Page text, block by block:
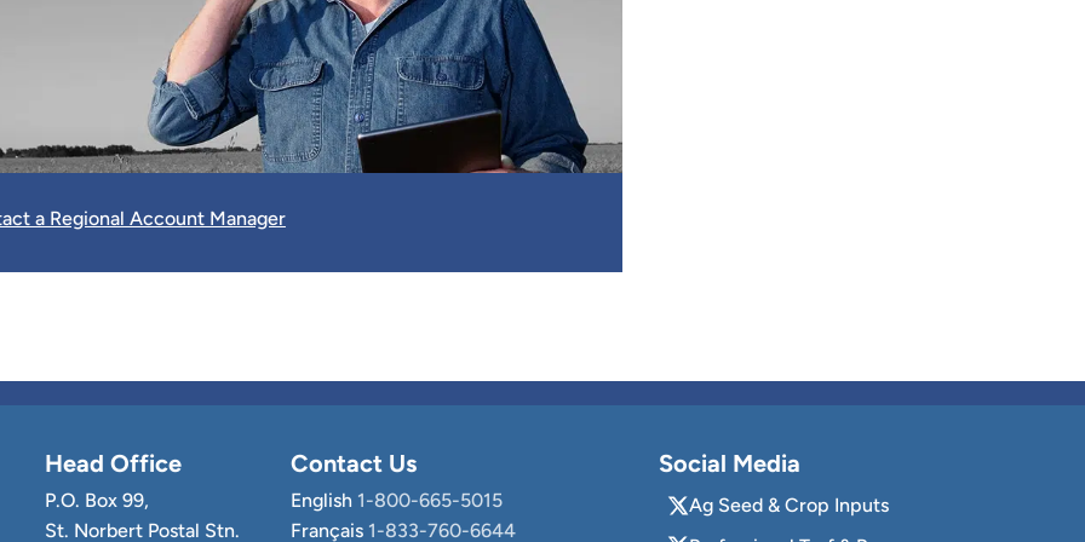
a Regional Account Manager
Head Office
P.O. Box 99,
St. Norbert Postal Stn.
Contact Us
English 1-800-665-5015
Français 1-833-760-6644
Social Media
Ag Seed & Crop Inputs